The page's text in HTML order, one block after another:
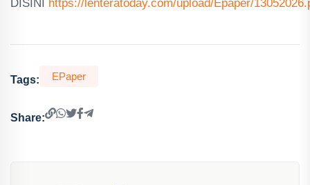
DISINI https://lenteratoday.com/upload/Epaper/
Tags: EPaper
Share: